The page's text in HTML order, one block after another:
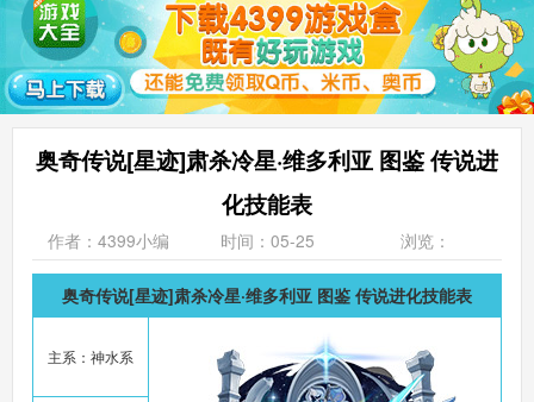
奥奇传说[星迹]肃杀冷星·维多利亚 图鉴 传说进
化技能表
作者：4399小编 时间：05-25 浏览：
奥奇传说[星迹]肃杀冷星·维多利亚 图鉴 传说进化技能表
主系：神水系